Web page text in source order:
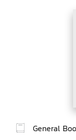
General